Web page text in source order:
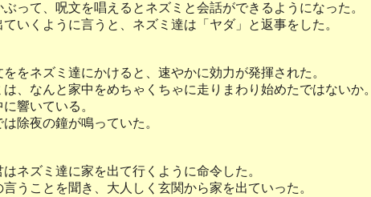
って、呪文を唱えるとネズミと会話ができるようになった。
いくように言うと、ネズミ達は「ヤダ」と返事をした。
をネズミ達にかけると、速やかに効力が発揮された。
、なんと家中をめちゃくちゃに走りまわり始めたではないか。
響いている。
除夜の鐘が鳴っていた。
ネズミ達に家を出て行くように命令した。
うことを聞き、大人しく玄関から家を出ていった。